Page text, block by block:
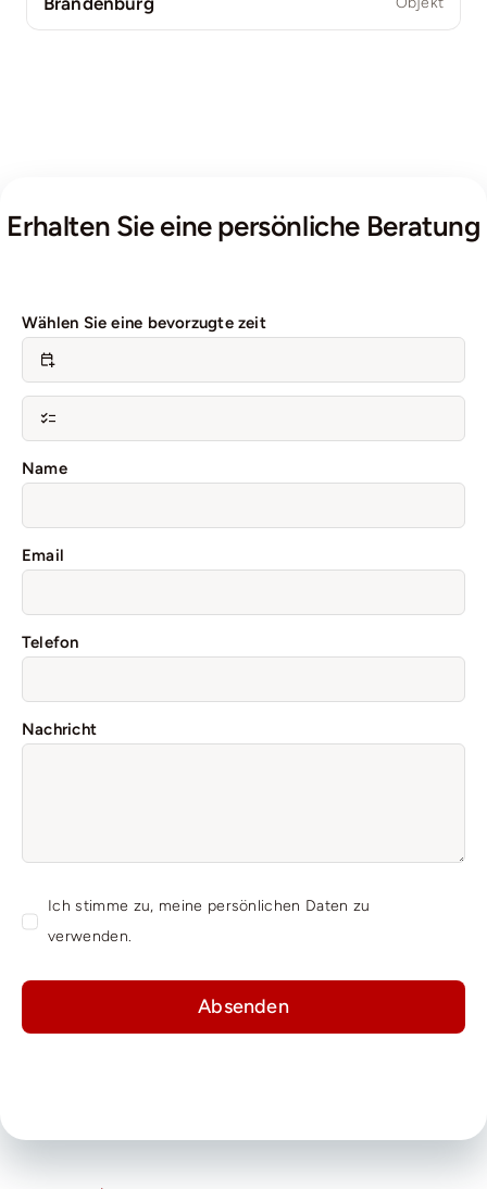
Erhalten Sie eine persönliche Beratung
Wählen Sie eine bevorzugte zeit
Name
Email
Telefon
Nachricht
Ich stimme zu, meine persönlichen Daten zu
verwenden.
Absenden